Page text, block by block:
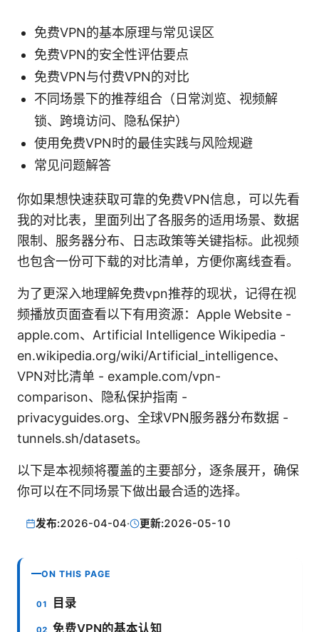
免费VPN的基本原理与常见误区
免费VPN的安全性评估要点
免费VPN与付费VPN的对比
不同场景下的推荐组合（日常浏览、视频解
锁、跨境访问、隐私保护）
使用免费VPN时的最佳实践与风险规避
常见问题解答
你如果想快速获取可靠的免费VPN信息，可以先看
我的对比表，里面列出了各服务的适用场景、数据
限制、服务器分布、日志政策等关键指标。此视频
也包含一份可下载的对比清单，方便你离线查看。
为了更深入地理解免费vpn推荐的现状，记得在视
频播放页面查看以下有用资源：Apple Website -
apple.com、Artificial Intelligence Wikipedia -
en.wikipedia.org/wiki/Artificial_intelligence、
VPN对比清单 - example.com/vpn-
comparison、隐私保护指南 -
privacyguides.org、全球VPN服务器分布数据 -
tunnels.sh/datasets。
以下是本视频将覆盖的主要部分，逐条展开，确保
你可以在不同场景下做出最合适的选择。
发布:2026-04-04· 更新:2026-05-10
ON THIS PAGE
目录
免费VPN的基本认知